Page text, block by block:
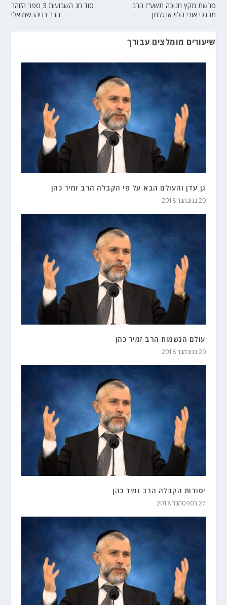
סוד חג השבועות 3 ספר הזוהר
הרב בניהו שמואלי
פרשת מקץ חנוכה תשע"ו הרב
מרדכי אורי הלוי אנגלמן
שיעורים מומלצים עבורך
גן עדן והעולם הבא על פי הקבלה הרב זמיר כהן
20 בנובמבר 2018
עולם הנשמות הרב זמיר כהן
20 בנובמבר 2018
יסודות הקבלה הרב זמיר כהן
27 בספטמבר 2018